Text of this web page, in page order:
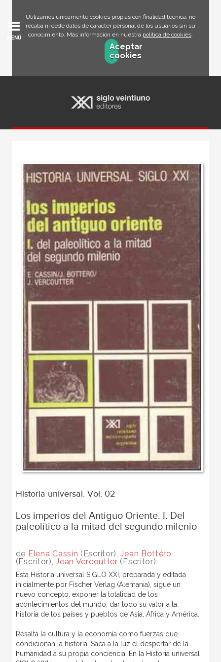
Utilizamos únicamente cookies propias con finalidad técnica, no
recaba ni cede datos de carácter personal de los usuarios sin su
conocimiento. Más información en nuestra política de cookies.
Aceptar
cookies
MENÚ
Historia universal. Vol. 02
Los imperios del Antiguo Oriente. I. Del
paleolítico a la mitad del segundo milenio
de Elena Cassin (Escritor),Jean Bottéro
(Escritor),Jean Vercoutter (Escritor)
Esta Historia universal SIGLO XXI, preparada y editada
inicialmente por Fischer Verlag (Alemania), sigue un
nuevo concepto: exponer la totalidad de los
acontecimientos del mundo, dar todo su valor a la
historia de los países y pueblos de Asia, África y América.
Resalta la cultura y la economía como fuerzas que
condicionan la historia. Saca a la luz el despertar de la
humanidad a su propia conciencia. En la Historia universal